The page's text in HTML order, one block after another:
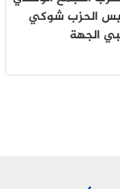
الحزب شوكي
الجهة